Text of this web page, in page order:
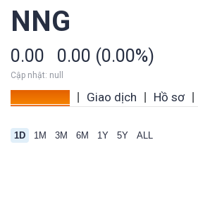
NNG
0.00 0.00 (0.00%)
Cập nhật: null
Giao dịch Hồ sơ
1D 1M 3M 6M 1Y 5Y ALL